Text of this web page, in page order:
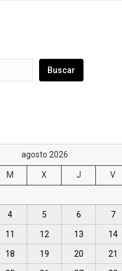
Buscar
agosto 2026
M X J V
4 5 6 7
11 12 13 14
18 19 20 21